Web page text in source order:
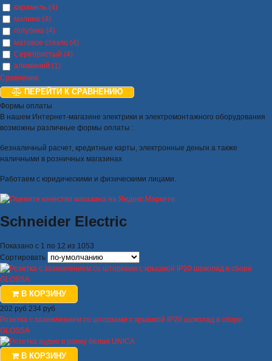
карамель (4)
малина (4)
голубика (4)
матовое стекло (4)
Серебристый (4)
алюминий (1)
Сравнение
ПЕРЕЙТИ К СРАВНЕНИЮ
Формы оплаты
В нашем Интернет-магазине электрики и электромонтажного оборудования
возможны различные формы оплаты :
безналичный расчет, кредитные карты, электронные деньги а также
наличными в розничных магазинах
Работаем с юридическими и физическими лицами.
Schneider Electric
Показано с 1 по 12 из 1053
Сортировать
В КОРЗИНУ
202 руб 234 руб
Розетка с заземлением со шторками с крышкой IP20 шоколад в сборе
GLOSSA
В КОРЗИНУ